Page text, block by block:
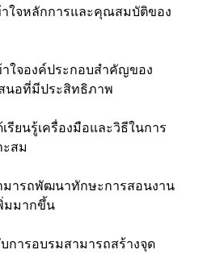
ใจหลักการและคุณสมบัติของ
ใจองค์ประกอบสำคัญของ
นอที่มีประสิทธิภาพ
ยนรู้เครื่องมือและวิธีในการ
สม
ารถพัฒนาทักษะการสอนงาน
มมากขึ้น
ารอบรมสามารถสร้างจุด